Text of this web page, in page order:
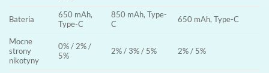
Bateria
650 mAh,
Type-C
850 mAh, Type-
C
650 mAh, Type-C
Mocne
strony
nikotyny
0% / 2% /
5%
2% / 3% / 5% 2% / 5%